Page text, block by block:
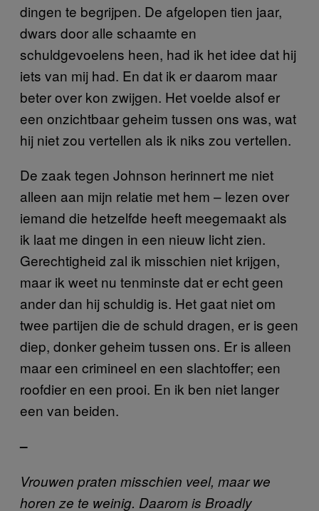
dingen te begrijpen. De afgelopen tien jaar,
dwars door alle schaamte en
schuldgevoelens heen, had ik het idee dat hij
iets van mij had. En dat ik er daarom maar
beter over kon zwijgen. Het voelde alsof er
een onzichtbaar geheim tussen ons was, wat
hij niet zou vertellen als ik niks zou vertellen.
De zaak tegen Johnson herinnert me niet
alleen aan mijn relatie met hem – lezen over
iemand die hetzelfde heeft meegemaakt als
ik laat me dingen in een nieuw licht zien.
Gerechtigheid zal ik misschien niet krijgen,
maar ik weet nu tenminste dat er echt geen
ander dan hij schuldig is. Het gaat niet om
twee partijen die de schuld dragen, er is geen
diep, donker geheim tussen ons. Er is alleen
maar een crimineel en een slachtoffer; een
roofdier en een prooi. En ik ben niet langer
een van beiden.
–
Vrouwen praten misschien veel, maar we
horen ze te weinig. Daarom is Broadly